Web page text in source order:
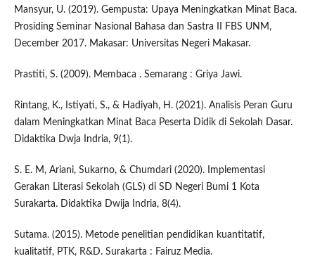
Mansyur, U. (2019). Gempusta: Upaya Meningkatkan Minat Baca.
Prosiding Seminar Nasional Bahasa dan Sastra II FBS UNM,
December 2017. Makasar: Universitas Negeri Makasar.
Prastiti, S. (2009). Membaca . Semarang : Griya Jawi.
Rintang, K., Istiyati, S., & Hadiyah, H. (2021). Analisis Peran Guru
dalam Meningkatkan Minat Baca Peserta Didik di Sekolah Dasar.
Didaktika Dwja Indria, 9(1).
S. E. M, Ariani, Sukarno, & Chumdari (2020). Implementasi
Gerakan Literasi Sekolah (GLS) di SD Negeri Bumi 1 Kota
Surakarta. Didaktika Dwija Indria, 8(4).
Sutama. (2015). Metode penelitian pendidikan kuantitatif,
kualitatif, PTK, R&D. Surakarta : Fairuz Media.